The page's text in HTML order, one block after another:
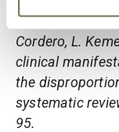
[2] I. Forner-
Cordero, L.
clinical
the
systematic
95.